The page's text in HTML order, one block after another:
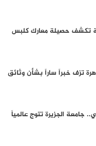
تكشف حصيلة معارك كلبس
تزف خبراً ساراً بشأن وثائق
جامعة الجزيرة تتوج عالمياً